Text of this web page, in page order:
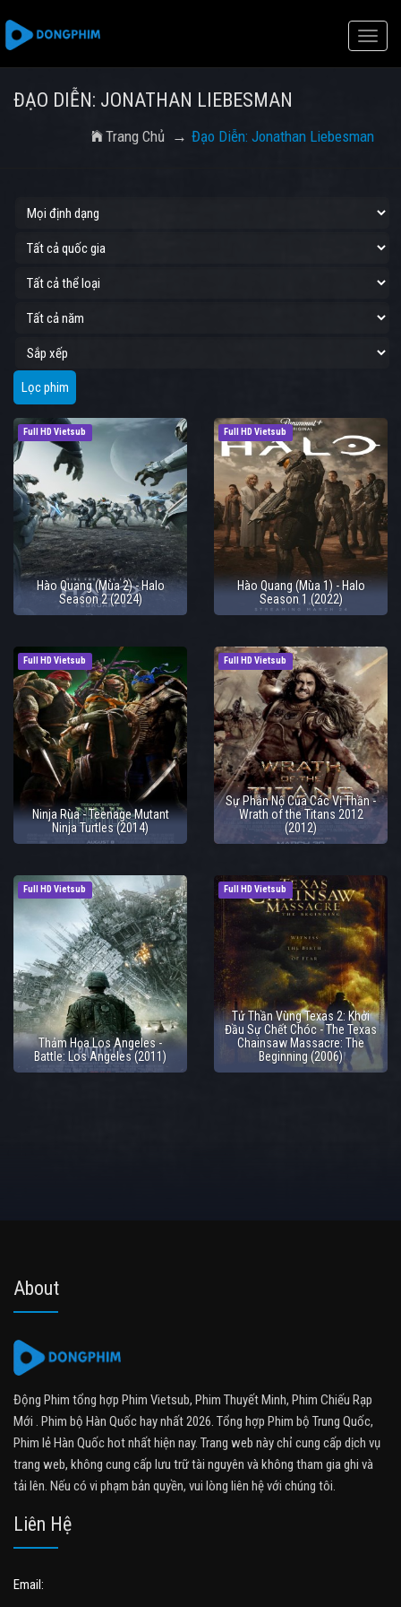
Toggle
ĐẠO DIỄN: JONATHAN LIEBESMAN
Trang Chủ Đạo Diễn: Jonathan Liebesman
Lọc phim
Full HD Vietsub
Hào Quang (Mùa 2) - Halo
Season 2 (2024)
Full HD Vietsub
Hào Quang (Mùa 1) - Halo
Season 1 (2022)
Full HD Vietsub
Ninja Rùa - Teenage Mutant
Ninja Turtles (2014)
Full HD Vietsub
Sự Phẫn Nộ Của Các Vị Thần -
Wrath of the Titans 2012
(2012)
Full HD Vietsub
Thảm Họa Los Angeles -
Battle: Los Angeles (2011)
Full HD Vietsub
Tử Thần Vùng Texas 2: Khởi
Đầu Sự Chết Chóc - The Texas
Chainsaw Massacre: The
Beginning (2006)
About
Động Phim tổng hợp Phim Vietsub, Phim Thuyết Minh, Phim Chiếu Rạp
Mới . Phim bộ Hàn Quốc hay nhất 2026. Tổng hợp Phim bộ Trung Quốc,
Phim lẻ Hàn Quốc hot nhất hiện nay. Trang web này chỉ cung cấp dịch vụ
trang web, không cung cấp lưu trữ tài nguyên và không tham gia ghi và
tải lên. Nếu có vi phạm bản quyền, vui lòng liên hệ với chúng tôi.
Liên Hệ
Email: